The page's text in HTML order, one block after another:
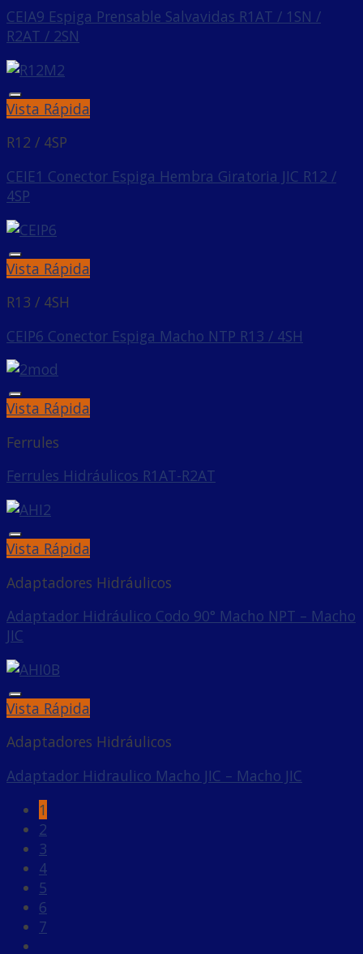
CEIA9 Espiga Prensable Salvavidas R1AT / 1SN /
R2AT / 2SN
Vista Rápida
R12 / 4SP
CEIE1 Conector Espiga Hembra Giratoria JIC R12 /
4SP
Vista Rápida
R13 / 4SH
CEIP6 Conector Espiga Macho NTP R13 / 4SH
Vista Rápida
Ferrules
Ferrules Hidráulicos R1AT-R2AT
Vista Rápida
Adaptadores Hidráulicos
Adaptador Hidráulico Codo 90° Macho NPT – Macho
JIC
Vista Rápida
Adaptadores Hidráulicos
Adaptador Hidraulico Macho JIC – Macho JIC
1
2
3
4
5
6
7